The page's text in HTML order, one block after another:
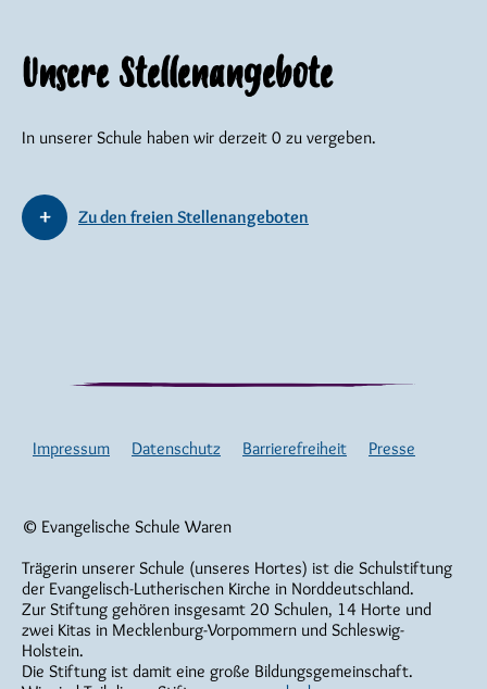
Unsere Stellenangebote
In unserer Schule haben wir derzeit 0 zu vergeben.
Zu den freien Stellenangeboten
© Evangelische Schule Waren
Trägerin unserer Schule (unseres Hortes) ist die Schulstiftung
der Evangelisch-Lutherischen Kirche in Norddeutschland.
Zur Stiftung gehören insgesamt 20 Schulen, 14 Horte und
zwei Kitas in Mecklenburg-Vorpommern und Schleswig-
Holstein.
Die Stiftung ist damit eine große Bildungsgemeinschaft.
Impressum Datenschutz Barrierefreiheit Presse